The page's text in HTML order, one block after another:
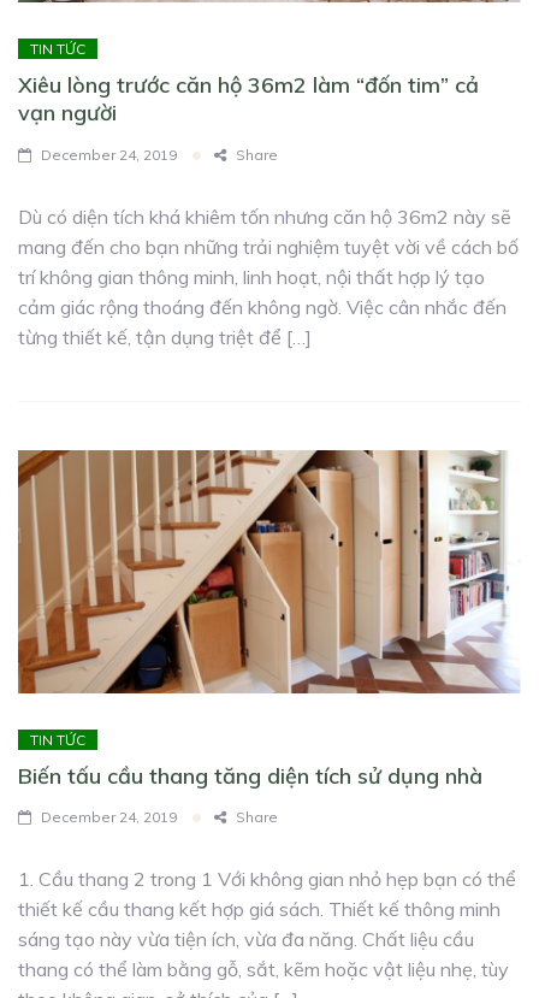
TIN TỨC
Xiêu lòng trước căn hộ 36m2 làm “đốn tim” cả
vạn người
December 24, 2019 Share
Dù có diện tích khá khiêm tốn nhưng căn hộ 36m2 này sẽ
mang đến cho bạn những trải nghiệm tuyệt vời về cách bố
trí không gian thông minh, linh hoạt, nội thất hợp lý tạo
cảm giác rộng thoáng đến không ngờ. Việc cân nhắc đến
từng thiết kế, tận dụng triệt để […]
TIN TỨC
Biến tấu cầu thang tăng diện tích sử dụng nhà
December 24, 2019 Share
1. Cầu thang 2 trong 1 Với không gian nhỏ hẹp bạn có thể
thiết kế cầu thang kết hợp giá sách. Thiết kế thông minh
sáng tạo này vừa tiện ích, vừa đa năng. Chất liệu cầu
thang có thể làm bằng gỗ, sắt, kẽm hoặc vật liệu nhẹ, tùy